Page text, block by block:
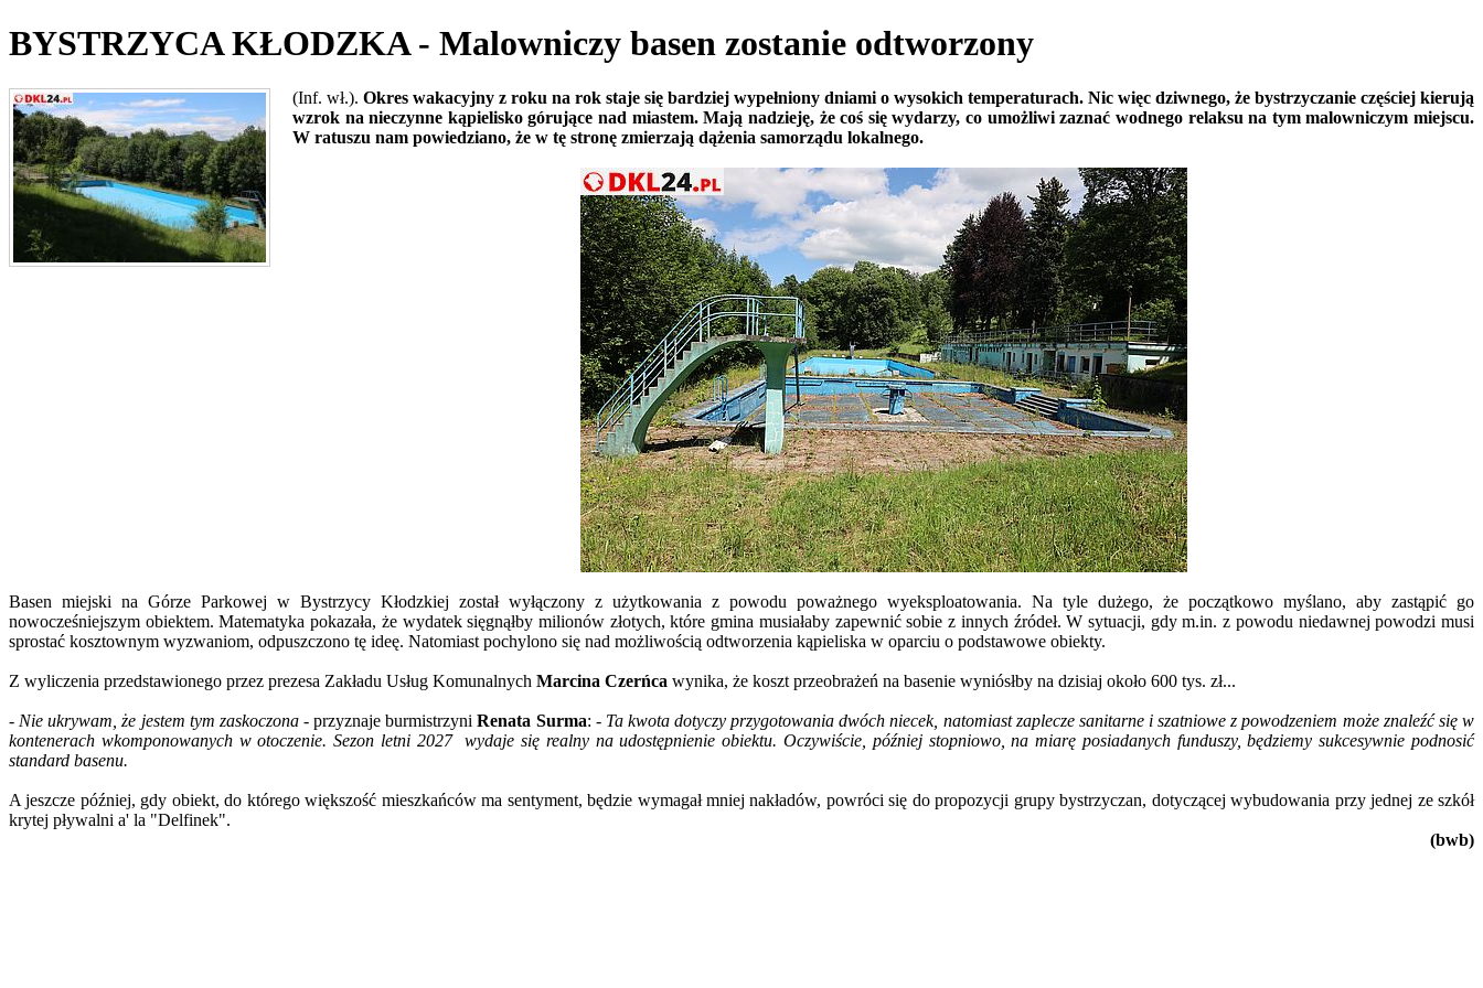
BYSTRZYCA KŁODZKA - Malowniczy basen zostanie odtworzony
(Inf. wł.). Okres wakacyjny z roku na rok staje się bardziej wypełniony dniami o wysokich temperaturach. Nic więc dziwnego, że bystrzyczanie częściej kierują
wzrok na nieczynne kąpielisko górujące nad miastem. Mają nadzieję, że coś się wydarzy, co umożliwi zaznać wodnego relaksu na tym malowniczym miejscu.
W ratuszu nam powiedziano, że w tę stronę zmierzają dążenia samorządu lokalnego.
Basen miejski na Górze Parkowej w Bystrzycy Kłodzkiej został wyłączony z użytkowania z powodu poważnego wyeksploatowania. Na tyle dużego, że początkowo myślano, aby zastąpić go
nowocześniejszym obiektem. Matematyka pokazała, że wydatek sięgnąłby milionów złotych, które gmina musiałaby zapewnić sobie z innych źródeł. W sytuacji, gdy m.in. z powodu niedawnej powodzi musi
sprostać kosztownym wyzwaniom, odpuszczono tę ideę. Natomiast pochylono się nad możliwością odtworzenia kąpieliska w oparciu o podstawowe obiekty.
Z wyliczenia przedstawionego przez prezesa Zakładu Usług Komunalnych Marcina Czerńca wynika, że koszt przeobrażeń na basenie wyniósłby na dzisiaj około 600 tys. zł...
- Nie ukrywam, że jestem tym zaskoczona -przyznaje burmistrzyniRenata Surma: - Ta kwota dotyczy przygotowania dwóch niecek, natomiast zaplecze sanitarne i szatniowe z powodzeniem może znaleźć się w
kontenerach wkomponowanych w otoczenie. Sezon letni 2027 wydaje się realny na udostępnienie obiektu. Oczywiście, później stopniowo, na miarę posiadanych funduszy, będziemy sukcesywnie podnosić
standard basenu.
A jeszcze później, gdy obiekt, do którego większość mieszkańców ma sentyment, będzie wymagał mniej nakładów, powróci się do propozycji grupy bystrzyczan, dotyczącej wybudowania przy jednej ze szkół
krytej pływalni a' la "Delfinek".
(bwb)